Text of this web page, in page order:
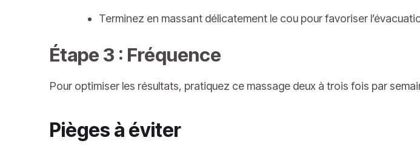
Terminez en massant délicatement le cou pour favoriser
Étape 3 : Fréquence
Pour optimiser les résultats, pratiquez ce massage deux à trois fois par
Pièges à éviter